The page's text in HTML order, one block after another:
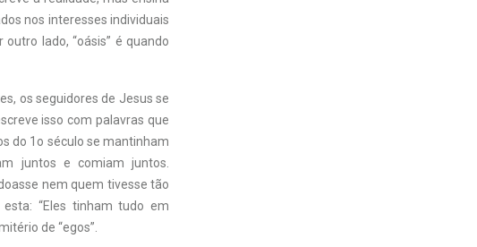
nos interesses individuais
lado, “oásis” é quando
os seguidores de Jesus se
isso com palavras que
do 1 o século se mantinham
juntos e comiam juntos.
nem quem tivesse tão
“Eles tinham tudo em
de “egos”.